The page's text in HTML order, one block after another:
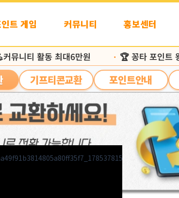
트 게임 커뮤니티 홍보센터
뮤니티 활동 최대6만원 🏆 꽁타 포인트 왕!
기프티콘교환 포인트안내